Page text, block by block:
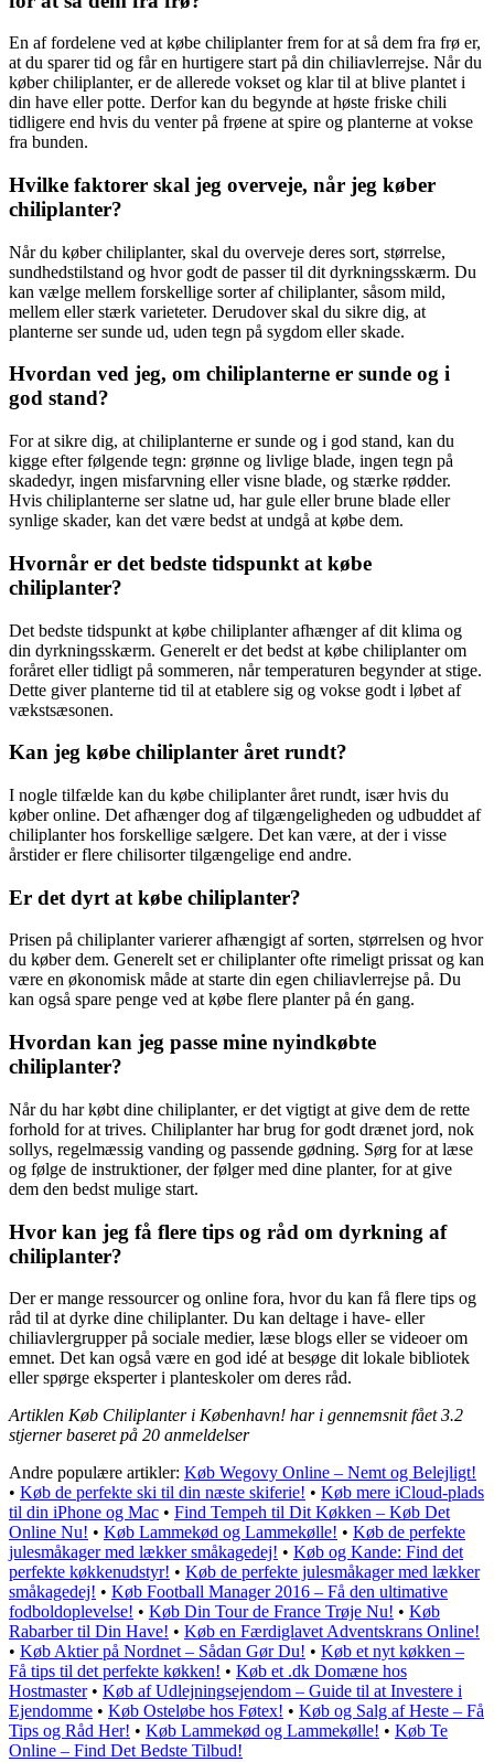
En af fordelene ved at købe chiliplanter frem for at så dem fra frø er,
at du sparer tid og får en hurtigere start på din chiliavlerrejse. Når du
køber chiliplanter, er de allerede vokset og klar til at blive plantet i
din have eller potte. Derfor kan du begynde at høste friske chili
tidligere end hvis du venter på frøene at spire og planterne at vokse
fra bunden.
Hvilke faktorer skal jeg overveje, når jeg køber
chiliplanter?
Når du køber chiliplanter, skal du overveje deres sort, størrelse,
sundhedstilstand og hvor godt de passer til dit dyrkningsskærm. Du
kan vælge mellem forskellige sorter af chiliplanter, såsom mild,
mellem eller stærk varieteter. Derudover skal du sikre dig, at
planterne ser sunde ud, uden tegn på sygdom eller skade.
Hvordan ved jeg, om chiliplanterne er sunde og i
god stand?
For at sikre dig, at chiliplanterne er sunde og i god stand, kan du
kigge efter følgende tegn: grønne og livlige blade, ingen tegn på
skadedyr, ingen misfarvning eller visne blade, og stærke rødder.
Hvis chiliplanterne ser slatne ud, har gule eller brune blade eller
synlige skader, kan det være bedst at undgå at købe dem.
Hvornår er det bedste tidspunkt at købe
chiliplanter?
Det bedste tidspunkt at købe chiliplanter afhænger af dit klima og
din dyrkningsskærm. Generelt er det bedst at købe chiliplanter om
foråret eller tidligt på sommeren, når temperaturen begynder at stige.
Dette giver planterne tid til at etablere sig og vokse godt i løbet af
vækstsæsonen.
Kan jeg købe chiliplanter året rundt?
I nogle tilfælde kan du købe chiliplanter året rundt, især hvis du
køber online. Det afhænger dog af tilgængeligheden og udbuddet af
chiliplanter hos forskellige sælgere. Det kan være, at der i visse
årstider er flere chilisorter tilgængelige end andre.
Er det dyrt at købe chiliplanter?
Prisen på chiliplanter varierer afhængigt af sorten, størrelsen og hvor
du køber dem. Generelt set er chiliplanter ofte rimeligt prissat og kan
være en økonomisk måde at starte din egen chiliavlerrejse på. Du
kan også spare penge ved at købe flere planter på én gang.
Hvordan kan jeg passe mine nyindkøbte
chiliplanter?
Når du har købt dine chiliplanter, er det vigtigt at give dem de rette
forhold for at trives. Chiliplanter har brug for godt drænet jord, nok
sollys, regelmæssig vanding og passende gødning. Sørg for at læse
og følge de instruktioner, der følger med dine planter, for at give
dem den bedst mulige start.
Hvor kan jeg få flere tips og råd om dyrkning af
chiliplanter?
Der er mange ressourcer og online fora, hvor du kan få flere tips og
råd til at dyrke dine chiliplanter. Du kan deltage i have- eller
chiliavlergrupper på sociale medier, læse blogs eller se videoer om
emnet. Det kan også være en god idé at besøge dit lokale bibliotek
eller spørge eksperter i planteskoler om deres råd.
Artiklen Køb Chiliplanter i København! har i gennemsnit fået3.2
stjerner baseret på 20 anmeldelser
Andre populære artikler: Køb Wegovy Online – Nemt og Belejligt!
• Køb de perfekte ski til din næste skiferie! • Køb mere iCloud-plads
til din iPhone og Mac • Find Tempeh til Dit Køkken – Køb Det
Online Nu! • Køb Lammekød og Lammekølle! • Køb de perfekte
julesmåkager med lækker småkagedej! • Køb og Kande: Find det
perfekte køkkenudstyr! • Køb de perfekte julesmåkager med lækker
småkagedej! • Køb Football Manager 2016 – Få den ultimative
fodboldoplevelse! • Køb Din Tour de France Trøje Nu! • Køb
Rabarber til Din Have! • Køb en Færdiglavet Adventskrans Online!
• Køb Aktier på Nordnet – Sådan Gør Du! • Køb et nyt køkken –
Få tips til det perfekte køkken! • Køb et .dk Domæne hos
Hostmaster• Køb af Udlejningsejendom – Guide til at Investere i
Ejendomme • Køb Osteløbe hos Føtex! • Køb og Salg af Heste – Få
Tips og Råd Her! • Køb Lammekød og Lammekølle! • Køb Te
Online – Find Det Bedste Tilbud!